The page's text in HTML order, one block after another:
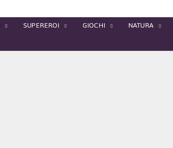
SUPEREROI GIOCHI NATURA